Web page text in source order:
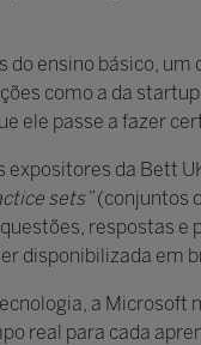
do ensino básico,
como a da
ele passe a fazer
expositores da Bett
sets”(conjuntos
respostas e
disponibilizada em
a Microsoft
real para cada